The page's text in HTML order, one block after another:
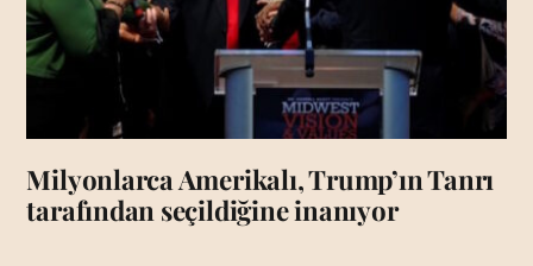
Milyonlarca Amerikalı, Trump’ın Tanrı
tarafından seçildiğine inanıyor